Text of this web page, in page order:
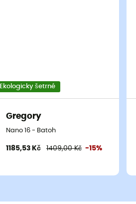
Ekologicky šetrné
Gregory
Nano 16 - Batoh
1185,53 Kč 1409,00 Kč -15%